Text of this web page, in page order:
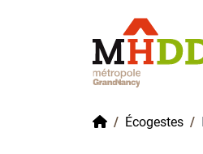
AccueilÉcogestes